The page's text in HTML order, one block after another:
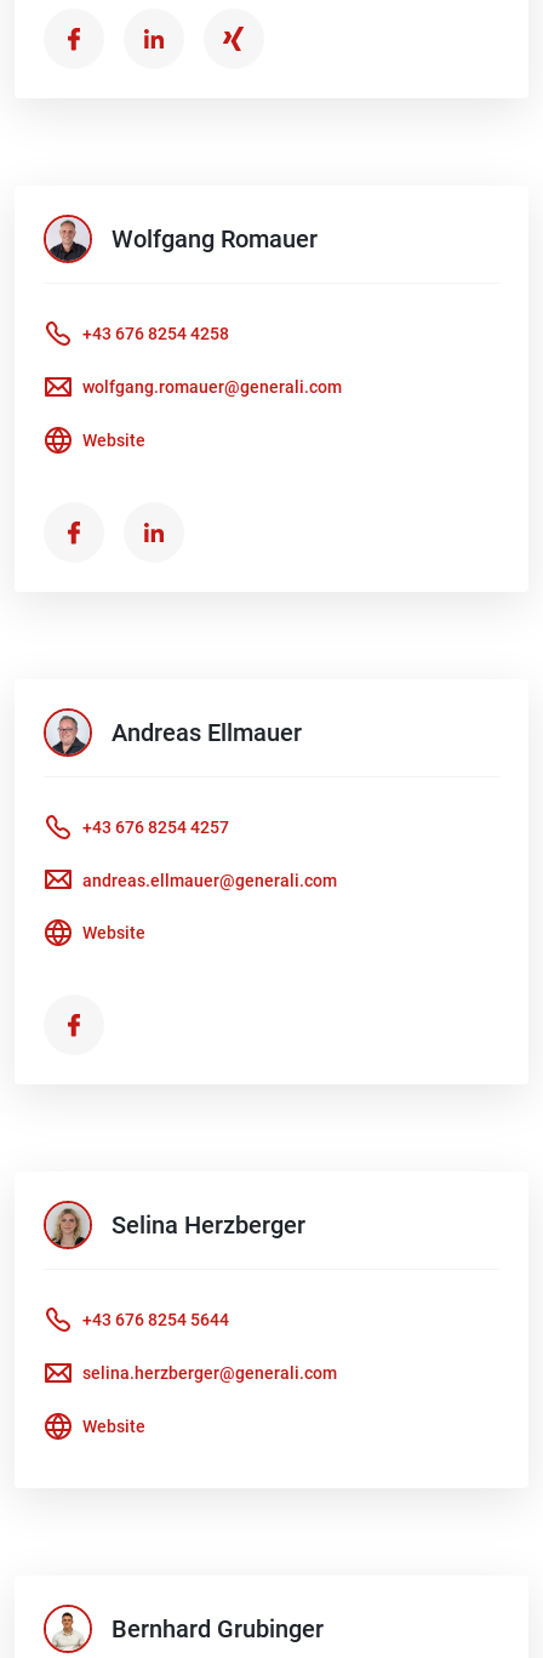
Wolfgang Romauer
+43 676 8254 4258
wolfgang.romauer@generali.com
Website
Andreas Ellmauer
+43 676 8254 4257
andreas.ellmauer@generali.com
Website
Selina Herzberger
+43 676 8254 5644
selina.herzberger@generali.com
Website
Bernhard Grubinger